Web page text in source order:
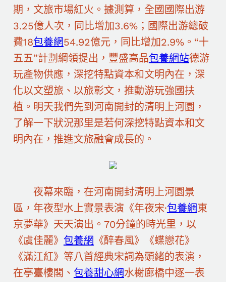
期，文旅市場紅火。據測算，全國國際出游
3.25億人次，同比增加3.6%；國際出游總破
費18包養網54.92億元，同比增加2.9%。“十
五五”計劃綱領提出，豐盛高品包養網站德游
玩產物供應，深挖特點資本和文明內在，深
化以文塑旅、以旅彰文，推動游玩強國扶
植。明天我們先到河南開封的清明上河園，
了解一下狀況那里是若何深挖特點資本和文
明內在，推進文旅融會成長的。
夜幕來臨，在河南開封清明上河園景
區，年夜型水上實景表演《年夜宋·包養網東
京夢華》天天演出。70分鐘的時光里，以
《虞佳麗》 包養網 《醉春風》《蝶戀花》
《滿江紅》等八首經典宋詞為頭緒的表演，
在亭臺樓閣、 包養甜心網水榭廊橋中逐一表